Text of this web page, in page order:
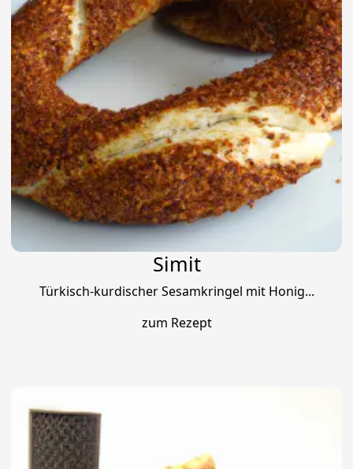
Simit
Türkisch-kurdischer Sesamkringel mit Honig...
zum Rezept